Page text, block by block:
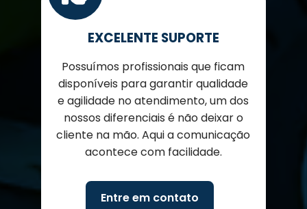
EXCELENTE SUPORTE
Possuímos profissionais que ficam
disponíveis para garantir qualidade
e agilidade no atendimento, um dos
nossos diferenciais é não deixar o
cliente na mão. Aqui a comunicação
acontece com facilidade.
Entre em contato